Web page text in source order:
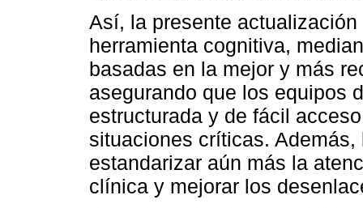
Así, la presente
herramienta cognitiva,
basadas en la mejor y más
asegurando que los equipos
estructurada y de fácil
situaciones críticas.
estandarizar aún más la
clínica y mejorar los